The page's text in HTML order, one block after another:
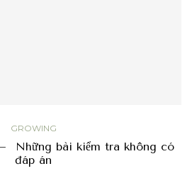
GROWING
Những bài kiểm tra không có
đáp án